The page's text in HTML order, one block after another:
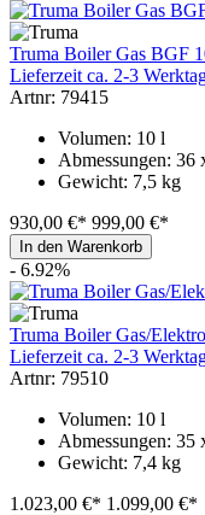
Truma Boiler Gas BGF
Lieferzeit ca. 2-3
Artnr: 79415
Volumen: 10 l
Abmessungen: 36
Gewicht: 7,5 kg
930,00 €* 999,00 €*
In den Warenkorb
- 6.92%
Truma Boiler Gas/
Lieferzeit ca. 2-3
Artnr: 79510
Volumen: 10 l
Abmessungen: 35
Gewicht: 7,4 kg
1.023,00 €* 1.099,00 €*